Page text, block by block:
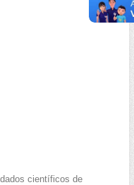
científicos de